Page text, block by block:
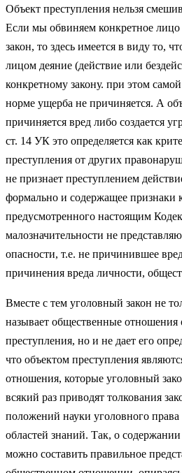
Объект преступления нельзя
Если мы обвиняем конкретное
закон, то здесь имеется в виду то,
лицом деяние (действие или
конкретному закону. при этом
норме ущерба не причиняется. А
причиняется вред либо создается
ст. 14 УК это определяется как
преступления от других
не признает преступлением
формально и содержащее признаки
предусмотренного настоящим
малозначительности не
опасности, т.е. не причинившее
причинения вреда личности,
Вместе с тем уголовный закон не
называет общественные
преступления, но и не дает его
что объектом преступления
отношения, которые уголовный
всякий раз приводят толкования
положений науки уголовного
областей знаний. Так, о
можно составить правильное